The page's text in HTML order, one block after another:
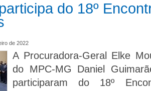
do 18º
de 2022
A Procuradora-Geral Elke
do MPC-MG Daniel
participaram do 18º